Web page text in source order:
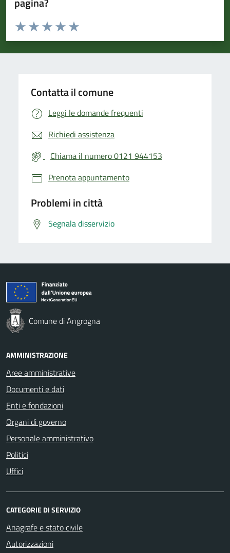
Valuta da 1 a 5 stelle la pagina
Valuta 5 stelle su 5
Valuta 4 stelle su 5
Valuta 3 stelle su 5
Valuta 2 stelle su 5
Valuta 1 stelle su 5
Contatta il comune
Leggi le domande frequenti
Richiedi assistenza
Chiama il numero 0121 944153
Prenota appuntamento
Problemi in città
Segnala disservizio
Comune di Angrogna
AMMINISTRAZIONE
Aree amministrative
Documenti e dati
Enti e fondazioni
Organi di governo
Personale amministrativo
Politici
Uffici
CATEGORIE DI SERVIZIO
Anagrafe e stato civile
Autorizzazioni